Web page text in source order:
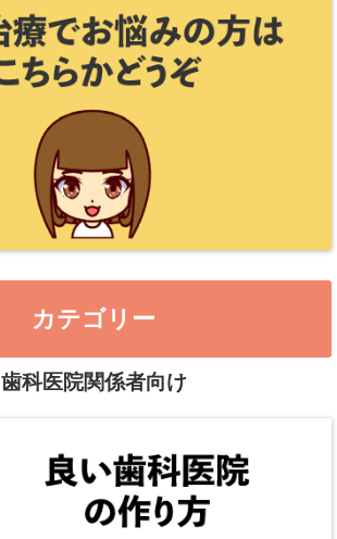
カテゴリー
歯科医院関係者向け